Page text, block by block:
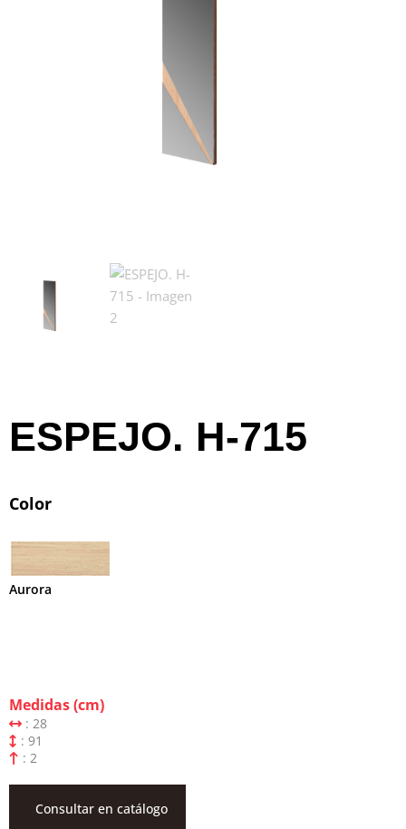
ESPEJO. H-715
Color
Aurora
Medidas (cm)
: 28
: 91
: 2
Consultar en catálogo